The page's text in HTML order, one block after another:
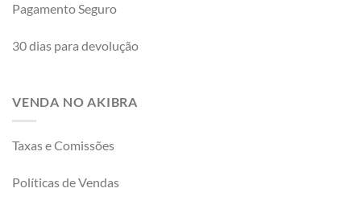
Pagamento Seguro
30 dias para devolução
VENDA NO AKIBRA
Taxas e Comissões
Políticas de Vendas